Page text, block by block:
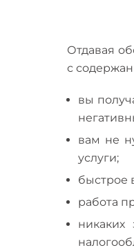
Отдавая
с
вы
вам не
услуги;
быстрое
работа
никаких